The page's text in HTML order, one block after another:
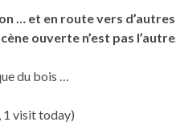
… et en route vers d’autres
ouverte n’est pas l’autre.
du bois …
visit today)